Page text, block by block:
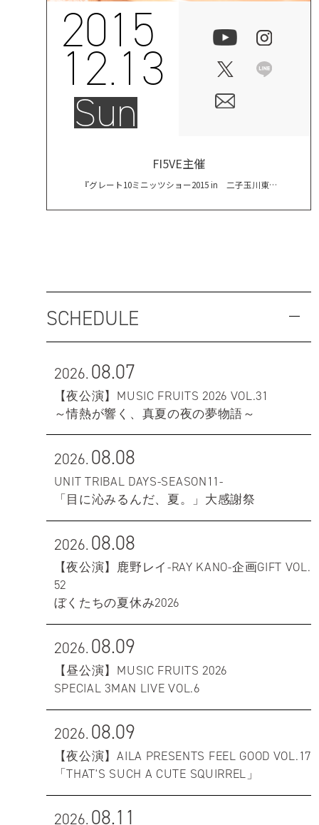
2015
12.13
Sun
FI5VE主催
『グレート10ミニッツショー2015 in 二子玉川東京
SCHEDULE
2026.08.07
【夜公演】MUSIC FRUITS 2026 VOL.31
～情熱が響く、真夏の夜の夢物語～
2026.08.08
UNIT TRIBAL DAYS-SEASON11-
「目に沁みるんだ、夏。」大感謝祭
2026.08.08
【夜公演】鹿野レイ-RAY KANO-企画GIFT VOL.
52
ぼくたちの夏休み2026
2026.08.09
【昼公演】MUSIC FRUITS 2026
SPECIAL 3MAN LIVE VOL.6
2026.08.09
【夜公演】AILA PRESENTS FEEL GOOD VOL.17
「THAT'S SUCH A CUTE SQUIRREL」
2026.08.11